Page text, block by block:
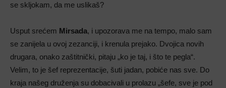
se skljokam, da me uslikaš?
Usput srećem Mirsada, i upozorava me na tempo, malo sam
se zanijela u ovoj zezanciji, i krenula prejako. Dvojica novih
drugara, onako zaštitnički, pitaju „ko je taj, i što te pegla“.
Velim, to je šef reprezentacije, šuti jadan, pobiće nas sve. Do
kraja našeg druženja su dobacivali u prolazu „šefe, sve je pod